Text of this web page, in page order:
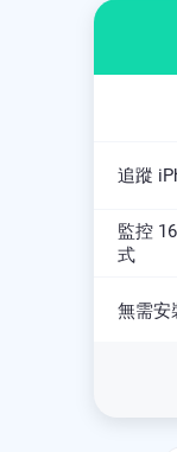
追蹤
監控
式
無需安